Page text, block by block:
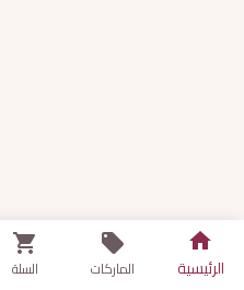
الرئيسية الماركات السلة